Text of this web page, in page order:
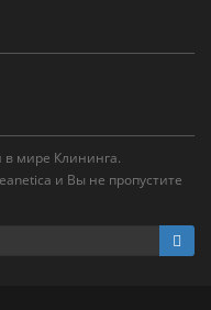
в мире Клининга.
и Вы не пропустите